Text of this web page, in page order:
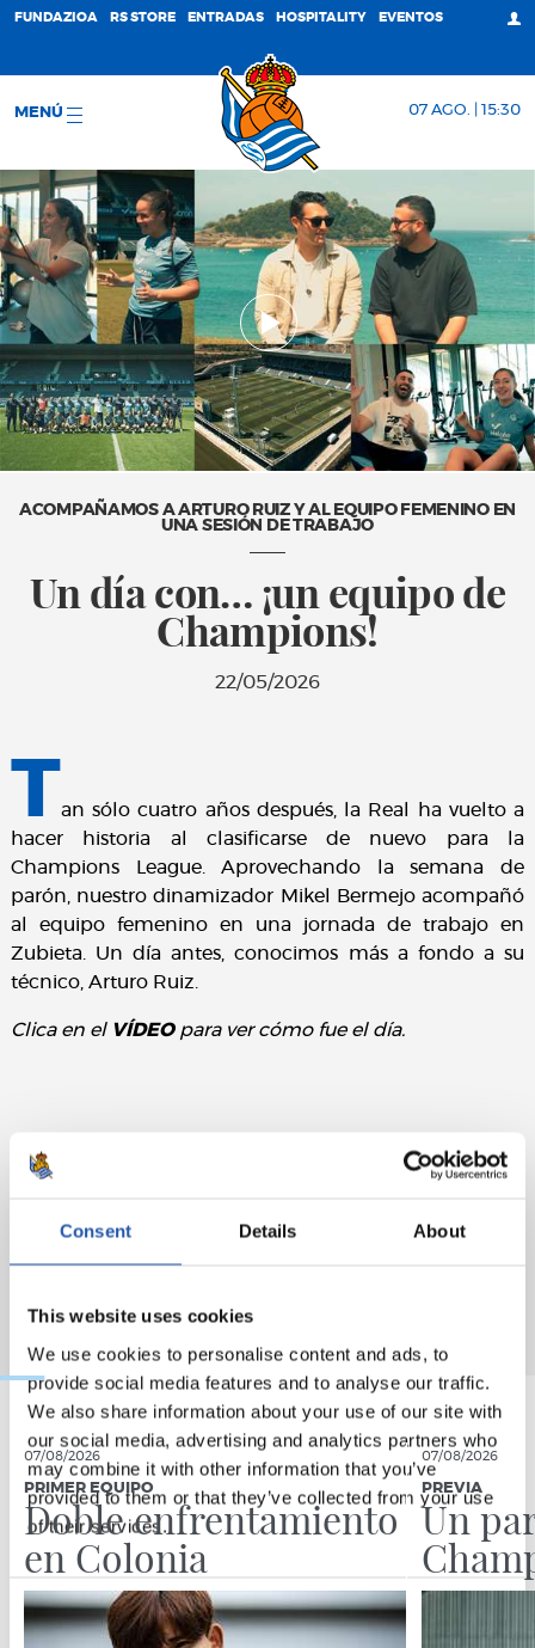
Consent Details About
This website uses cookies
We use cookies to personalise content and ads, to
provide social media features and to analyse our traffic.
We also share information about your use of our site with
our social media, advertising and analytics partners who
may combine it with other information that you’ve
provided to them or that they’ve collected from your use
of their services.
Consent
Selection
Necessary
FUNDAZIOA RS STORE ENTRADAS HOSPITALITY EVENTOS
MENÚ 07 AGO. | 15:30
ACOMPAÑAMOS A ARTURO RUIZ Y AL EQUIPO FEMENINO EN
UNA SESIÓN DE TRABAJO
Un día con… ¡un equipo de
Champions!
22/05/2026
Tan sólo cuatro años después, la Real ha vuelto a
hacer historia al clasificarse de nuevo para la
Champions League. Aprovechando la semana de
parón, nuestro dinamizador Mikel Bermejo acompañó
al equipo femenino en una jornada de trabajo en
Zubieta. Un día antes, conocimos más a fondo a su
técnico, Arturo Ruiz.
Clica en el VÍDEO para ver cómo fue el día.
07/08/2026
PRIMER EQUIPO
Doble enfrentamiento
en Colonia
07/08/2026
PREVIA
Un